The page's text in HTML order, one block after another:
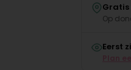
Op
Eerst